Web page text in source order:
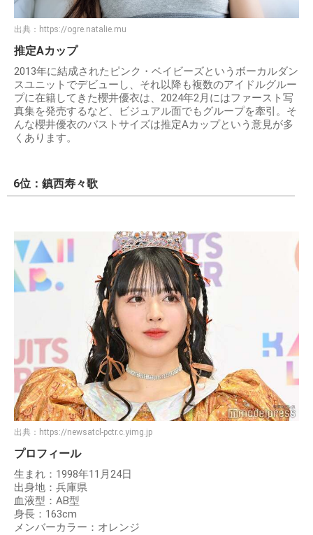
出典： https://ogre.natalie.mu
推定Aカップ
2013年に結成されたピンク・ベイビーズというボーカルダン
スユニットでデビューし、それ以降も複数のアイドルグルー
プに在籍してきた櫻井優衣は、2024年2月にはファースト写
真集を発売するなど、ビジュアル面でもグループを牽引。そ
んな櫻井優衣のバストサイズは推定Aカップという意見が多
くあります。
6位：鎮西寿々歌
出典： https://newsatcl-pctr.c.yimg.jp
プロフィール
生まれ：1998年11月24日
出身地：兵庫県
血液型：AB型
身長：163cm
メンバーカラー：オレンジ